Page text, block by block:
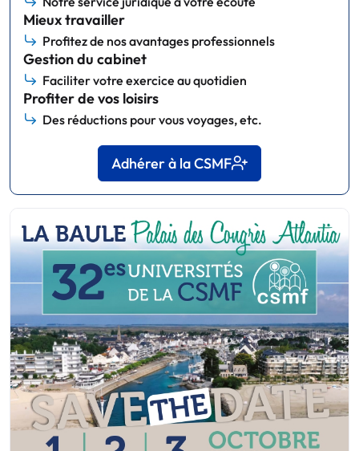
Mieux travailler
Profitez de nos avantages professionnels
Gestion du cabinet
Faciliter votre exercice au quotidien
Profiter de vos loisirs
Des réductions pour vous voyages, etc.
Adhérer à la CSMF